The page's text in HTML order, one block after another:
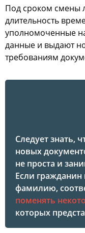
Под сроком смены
длительность
уполномоченные
данные и выдают
требованиям
Следует знать,
новых
не проста и
Если
фамилию,
поменять
которых